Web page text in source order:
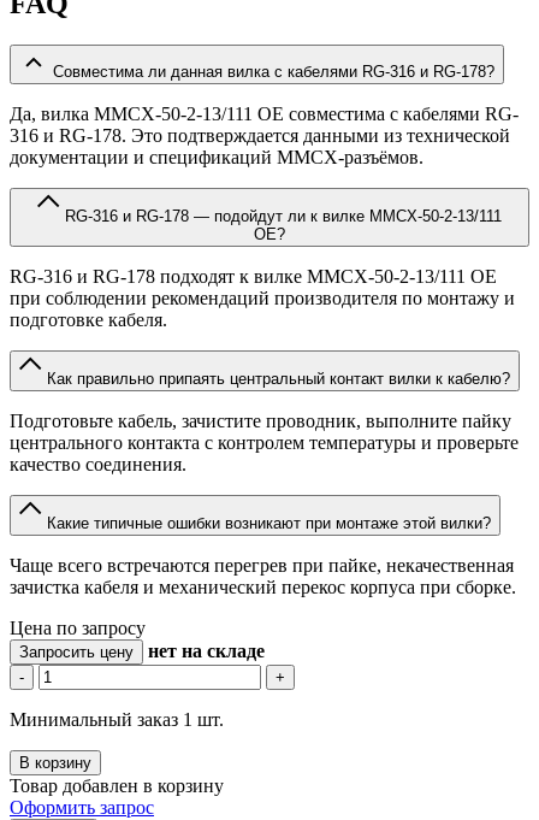
Совместима ли данная вилка с кабелями RG-316 и RG-178?
Да, вилка MMCX-50-2-13/111 OE совместима с кабелями RG-
316 и RG-178. Это подтверждается данными из технической
документации и спецификаций MMCX-разъёмов.
OE?
RG-316 и RG-178 подходят к вилке MMCX-50-2-13/111 OE
при соблюдении рекомендаций производителя по монтажу и
подготовке кабеля.
Как правильно припаять центральный контакт вилки к кабелю?
Подготовьте кабель, зачистите проводник, выполните пайку
центрального контакта с контролем температуры и проверьте
качество соединения.
Какие типичные ошибки возникают при монтаже этой вилки?
Чаще всего встречаются перегрев при пайке, некачественная
зачистка кабеля и механический перекос корпуса при сборке.
Цена по запросу
Запросить цену нет на складе
- +
Минимальный заказ 1 шт.
В корзину
Товар добавлен в корзину
Оформить запрос